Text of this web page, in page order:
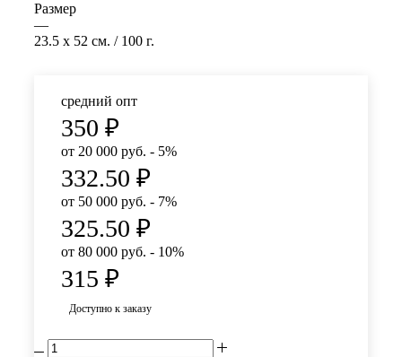
Размер
—
23.5 x 52 см. / 100 г.
средний опт
350 ₽
от 20 000 руб. - 5%
332.50 ₽
от 50 000 руб. - 7%
325.50 ₽
от 80 000 руб. - 10%
315 ₽
Доступно к заказу